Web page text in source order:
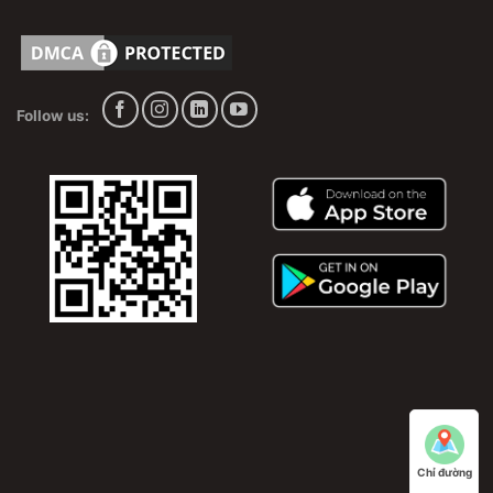
trường, máy lạnh tủ đứng, máy lạnh âm tường và bơm
ga R22, ga R32, ga R410A
Follow us:
Chỉ đường